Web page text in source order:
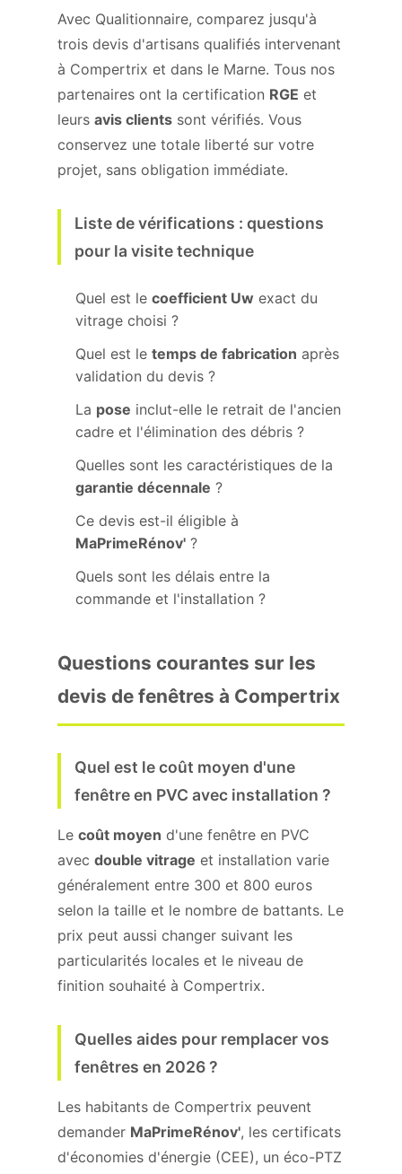
Avec Qualitionnaire, comparez jusqu'à
trois devis d'artisans qualifiés intervenant
à Compertrix et dans le Marne. Tous nos
partenaires ont la certification RGE et
leurs avis clients sont vérifiés. Vous
conservez une totale liberté sur votre
projet, sans obligation immédiate.
Liste de vérifications : questions
pour la visite technique
Quel est le coefficient Uw exact du
vitrage choisi ?
Quel est le temps de fabrication après
validation du devis ?
La pose inclut-elle le retrait de l'ancien
cadre et l'élimination des débris ?
Quelles sont les caractéristiques de la
garantie décennale ?
Ce devis est-il éligible à
MaPrimeRénov' ?
Quels sont les délais entre la
commande et l'installation ?
Questions courantes sur les
devis de fenêtres à Compertrix
Quel est le coût moyen d'une
fenêtre en PVC avec installation ?
Le coût moyen d'une fenêtre en PVC
avec double vitrage et installation varie
généralement entre 300 et 800 euros
selon la taille et le nombre de battants. Le
prix peut aussi changer suivant les
particularités locales et le niveau de
finition souhaité à Compertrix.
Quelles aides pour remplacer vos
fenêtres en 2026 ?
Les habitants de Compertrix peuvent
demander MaPrimeRénov', les certificats
d'économies d'énergie (CEE), un éco-PTZ